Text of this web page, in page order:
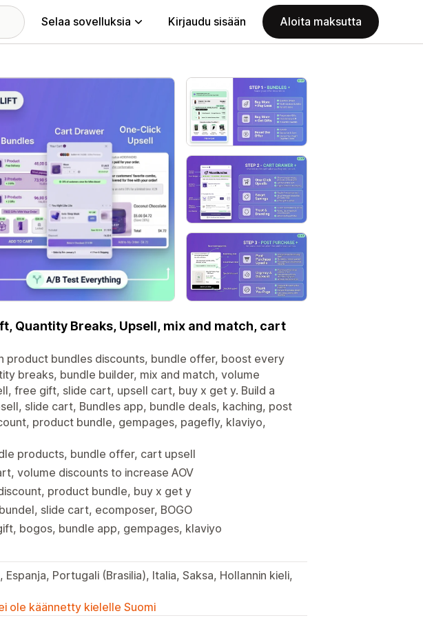
Selaa sovelluksia Kirjaudu sisään Aloita maksutta
Quantity Breaks, Upsell, mix and match, cart
product bundles discounts, bundle offer, boost every
breaks, bundle builder, mix and match, volume
free gift, slide cart, upsell cart, buy x get y. Build a
slide cart, Bundles app, bundle deals, kaching, post
product bundle, gempages, pagefly, klaviyo,
products, bundle offer, cart upsell
volume discounts to increase AOV
product bundle, buy x get y
slide cart, ecomposer, BOGO
bogos, bundle app, gempages, klaviyo
Espanja, Portugali (Brasilia), Italia, Saksa, Hollannin kieli,
ole käännetty kielelle Suomi